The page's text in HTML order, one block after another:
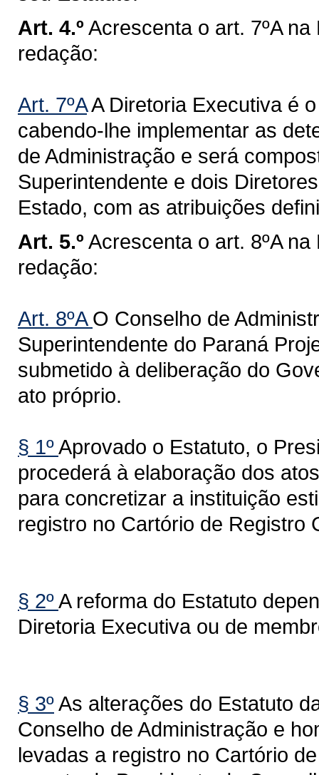
Art. 4.º Acrescenta o art. 7ºA
redação:
Art. 7ºAA Diretoria Executiva é
cabendo-lhe implementar as
de Administração e será
Superintendente e dois
Estado, com as atribuições
Art. 5.º Acrescenta o art. 8ºA
redação:
Art. 8ºA O Conselho de
Superintendente do Paraná
submetido à deliberação do
ato próprio.
§ 1ºAprovado o Estatuto, o
procederá à elaboração dos
para concretizar a instituição
registro no Cartório de Registro
§ 2ºA reforma do Estatuto
Diretoria Executiva ou de
§ 3ºAs alterações do Estatuto
Conselho de Administração e
levadas a registro no Cartório